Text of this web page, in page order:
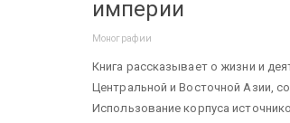
империи
Монографии
Книга рассказывает о жизни и
Центральной и Восточной Азии,
Использование корпуса